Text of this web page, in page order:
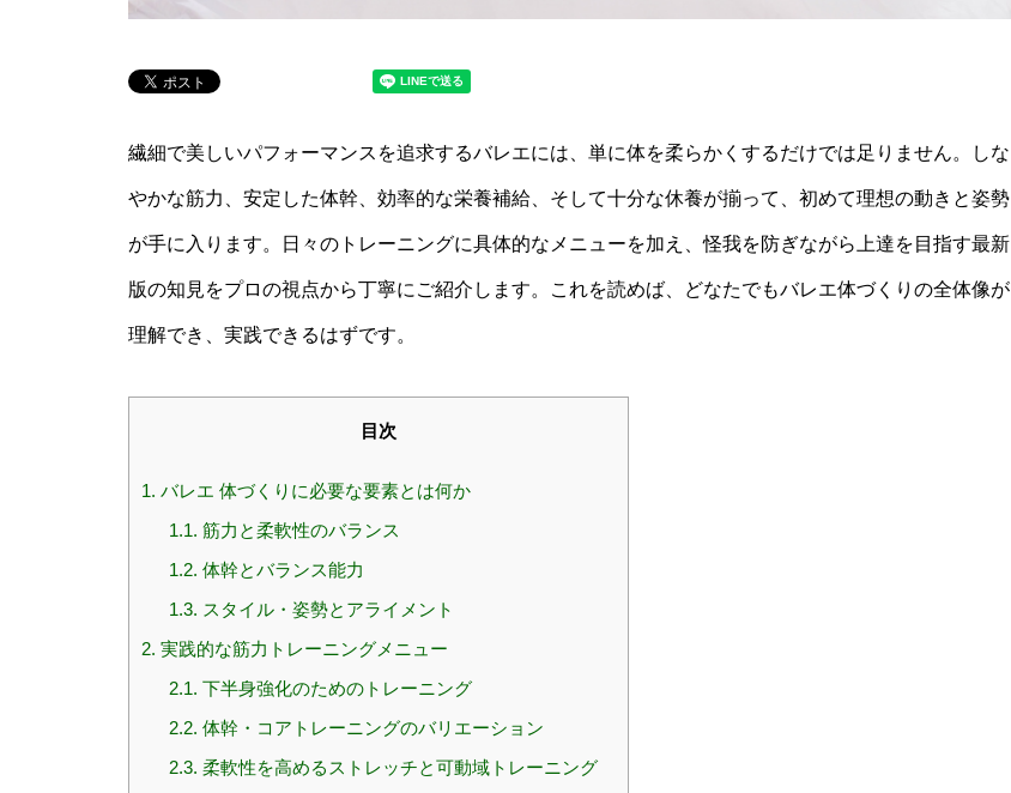
繊細で美しいパフォーマンスを追求するバレエには、単に体を柔らかくするだけでは足りません。しな
やかな筋力、安定した体幹、効率的な栄養補給、そして十分な休養が揃って、初めて理想の動きと姿勢
が手に入ります。日々のトレーニングに具体的なメニューを加え、怪我を防ぎながら上達を目指す最新
版の知見をプロの視点から丁寧にご紹介します。これを読めば、どなたでもバレエ体づくりの全体像が
理解でき、実践できるはずです。
目次
1. バレエ 体づくりに必要な要素とは何か
1.1. 筋力と柔軟性のバランス
1.2. 体幹とバランス能力
1.3. スタイル・姿勢とアライメント
2. 実践的な筋力トレーニングメニュー
2.1. 下半身強化のためのトレーニング
2.2. 体幹・コアトレーニングのバリエーション
2.3. 柔軟性を高めるストレッチと可動域トレーニング